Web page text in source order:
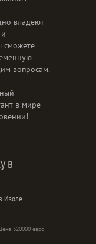
владеют
сможете
вопросам.
в мире
в
Изоле
320000 евро